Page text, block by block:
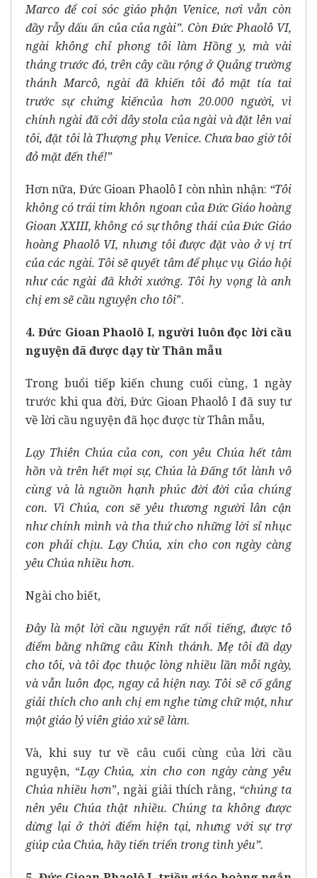
Marco để coi sóc giáo phận Venice, nơi vẫn còn
đầy rẫy dấu ấn của của ngài”. Còn Đức Phaolô VI,
ngài không chỉ phong tôi làm Hồng y, mà vài
tháng trước đó, trên cây cầu rộng ở Quảng trường
thánh Marcô, ngài đã khiến tôi đỏ mặt tía tai
trước sự chứng kiến​​của hơn 20.000 người, vì
chính ngài đã cởi dây stola của ngài và đặt lên vai
tôi, đặt tôi là Thượng phụ Venice. Chưa bao giờ tôi
đỏ mặt đến thế!”
Hơn nữa, Đức Gioan Phaolô I còn nhìn nhận: “Tôi
không có trái tim khôn ngoan của Đức Giáo hoàng
Gioan XXIII, không có sự thông thái của Đức Giáo
hoàng Phaolô VI, nhưng tôi được đặt vào ở vị trí
của các ngài. Tôi sẽ quyết tâm để phục vụ Giáo hội
như các ngài đã khởi xướng. Tôi hy vọng là anh
chị em sẽ cầu nguyện cho tôi”.
4. Đức Gioan Phaolô I, người luôn đọc lời cầu
nguyện đã được dạy từ Thân mẫu
Trong buổi tiếp kiến ​​chung cuối cùng, 1 ngày
trước khi qua đời, Đức Gioan Phaolô I đã suy tư
về lời cầu nguyện đã học được từ Thân mẫu,
Lạy Thiên Chúa của con, con yêu Chúa hết tâm
hồn và trên hết mọi sự, Chúa là Đấng tốt lành vô
cùng và là nguồn hạnh phúc đời đời của chúng
con. Vì Chúa, con sẽ yêu thương người lân cận
như chính mình và tha thứ cho những lời sỉ nhục
con phải chịu. Lạy Chúa, xin cho con ngày càng
yêu Chúa nhiều hơn.
Ngài cho biết,
Đây là một lời cầu nguyện rất nổi tiếng, được tô
điểm bằng những câu Kinh thánh. Mẹ tôi đã dạy
cho tôi, và tôi đọc thuộc lòng nhiều lần mỗi ngày,
và vẫn luôn đọc, ngay cả hiện nay. Tôi sẽ cố gắng
giải thích cho anh chị em nghe từng chữ một, như
một giáo lý viên giáo xứ sẽ làm.
Và, khi suy tư về câu cuối cùng của lời cầu
nguyện, “Lạy Chúa, xin cho con ngày càng yêu
Chúa nhiều hơn”, ngài giải thích rằng, “chúng ta
nên yêu Chúa thật nhiều. Chúng ta không được
dừng lại ở thời điểm hiện tại, nhưng với sự trợ
giúp của Chúa, hãy tiến triển trong tình yêu”.